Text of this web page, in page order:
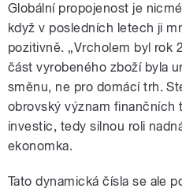
Globální propojenost je
když v posledních letech ji
pozitivně. „Vrcholem byl rok
část vyrobeného zboží byla
směnu, ne pro domácí trh.
obrovský význam finančních
investic, tedy silnou roli
ekonomka.
Tato dynamická čísla se ale